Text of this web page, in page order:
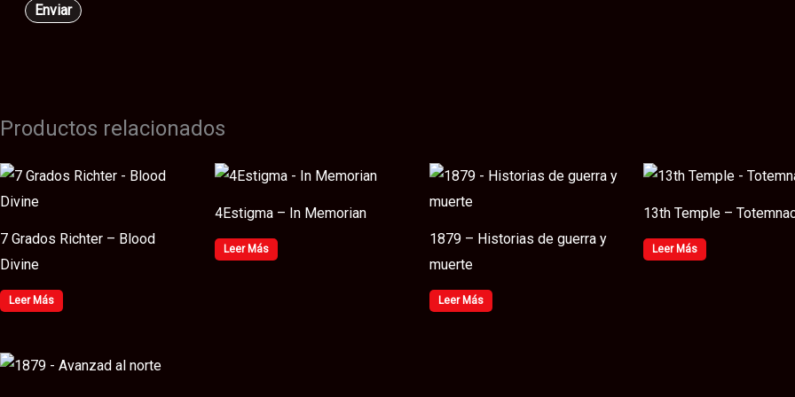
Productos relacionados
7 Grados Richter – Blood
Divine
Leer Más
4Estigma – In Memorian
Leer Más
1879 – Historias de guerra y
muerte
Leer Más
13th Temple –
Leer Más